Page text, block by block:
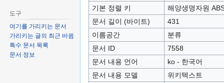
기
로
가
기
러
가
기
기본 정렬 키
해양생명자원
문서 길이 (바이트)
431
이름공간
분류
문서 ID
7558
문서 내용 언어
ko - 한국어
문서 내용 모델
위키텍스트
도구
여기를 가리키는 문서
가리키는 글의 최근 바뀜
특수 문서 목록
문서 정보